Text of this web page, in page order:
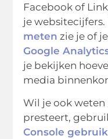
Facebook of
je
meten zie je of
Google
je bekijken
media
Wil je ook weten
presteert,
Console